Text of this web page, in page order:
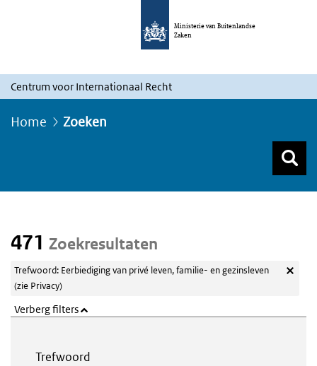
Ministerie van Buitenlandse
Zaken
Centrum voor Internationaal Recht
Home Zoeken
471 Zoekresultaten
Trefwoord: Eerbiediging van privé leven, familie- en gezinsleven
(zie Privacy)
Verberg filters
Trefwoord